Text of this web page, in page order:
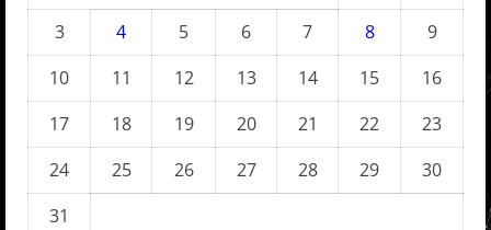
3
4 5 6 7 8
9
10
11 12 13 14 15
16
17
18 19 20 21 22
23
24
25 26 27 28 29
30
31